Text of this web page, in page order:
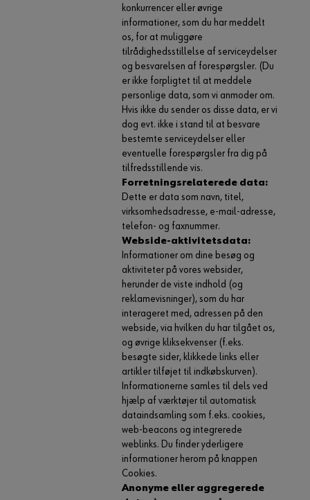
konkurrencer eller øvrige
informationer, som du har meddelt
os, for at muliggøre
tilrådighedsstillelse af serviceydelser
og besvarelsen af forespørgsler. (Du
er ikke forpligtet til at meddele
personlige data, som vi anmoder om.
Hvis ikke du sender os disse data, er vi
dog evt. ikke i stand til at besvare
bestemte serviceydelser eller
eventuelle forespørgsler fra dig på
tilfredsstillende vis.
Forretningsrelaterede data:
Dette er data som navn, titel,
virksomhedsadresse, e-mail-adresse,
telefon- og faxnummer.
Webside-aktivitetsdata:
Informationer om dine besøg og
aktiviteter på vores websider,
herunder de viste indhold (og
reklamevisninger), som du har
interageret med, adressen på den
webside, via hvilken du har tilgået os,
og øvrige kliksekvenser (f.eks.
besøgte sider, klikkede links eller
artikler tilføjet til indkøbskurven).
Informationerne samles til dels ved
hjælp af værktøjer til automatisk
dataindsamling som f.eks. cookies,
web-beacons og integrerede
weblinks. Du finder yderligere
informationer herom på knappen
Cookies.
Anonyme eller aggregerede